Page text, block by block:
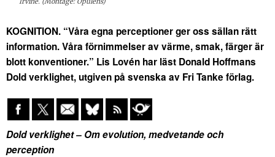
KOGNITION. “Våra egna perceptioner ger oss sällan rätt
information. Våra förnimmelser av värme, smak, färger är
blott konventioner.” Lis Lovén har läst Donald Hoffmans
Dold verklighet, utgiven på svenska av Fri Tanke förlag.
Dold verklighet – Om evolution, medvetande och
perception